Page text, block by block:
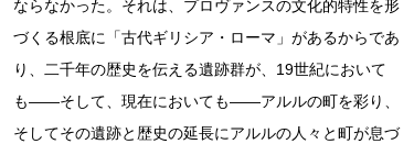
ならなかった。それは、プロヴァンスの文化的特性を形
づくる根底に「古代ギリシア・ローマ」があるからであ
り、二千年の歴史を伝える遺跡群が、19世紀において
も――そして、現在においても――アルルの町を彩り、
そしてその遺跡と歴史の延長にアルルの人々と町が息づ